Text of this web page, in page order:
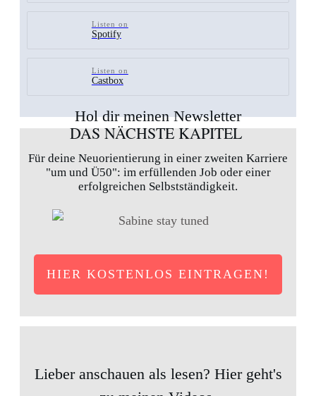
Listen on
Spotify
Listen on
Castbox
Hol dir meinen Newsletter
DAS NÄCHSTE KAPITEL
Für deine Neuorientierung in einer zweiten Karriere
"um und Ü50": im erfüllenden Job oder einer
erfolgreichen Selbstständigkeit.
HIER KOSTENLOS EINTRAGEN!
Lieber anschauen als lesen? Hier geht's